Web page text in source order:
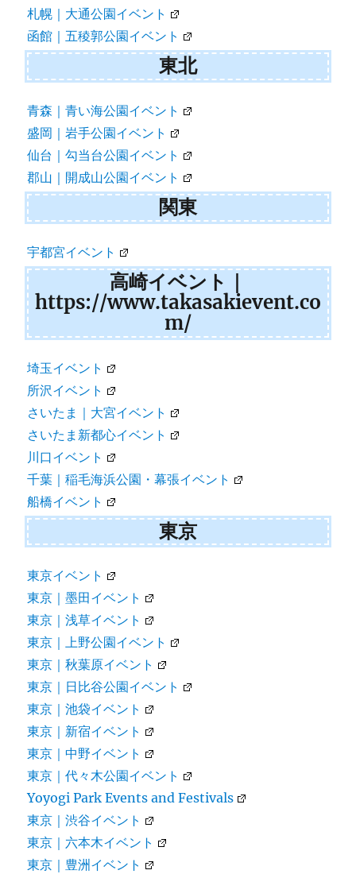
札幌｜大通公園イベント
函館｜五稜郭公園イベント
東北
青森｜青い海公園イベント
盛岡｜岩手公園イベント
仙台｜勾当台公園イベント
郡山｜開成山公園イベント
関東
宇都宮イベント
高崎イベント｜
https://www.takasakievent.co
m/
埼玉イベント
所沢イベント
さいたま｜大宮イベント
さいたま新都心イベント
川口イベント
千葉｜稲毛海浜公園・幕張イベント
船橋イベント
東京
東京イベント
東京｜墨田イベント
東京｜浅草イベント
東京｜上野公園イベント
東京｜秋葉原イベント
東京｜日比谷公園イベント
東京｜池袋イベント
東京｜新宿イベント
東京｜中野イベント
東京｜代々木公園イベント
Yoyogi Park Events and Festivals
東京｜渋谷イベント
東京｜六本木イベント
東京｜豊洲イベント